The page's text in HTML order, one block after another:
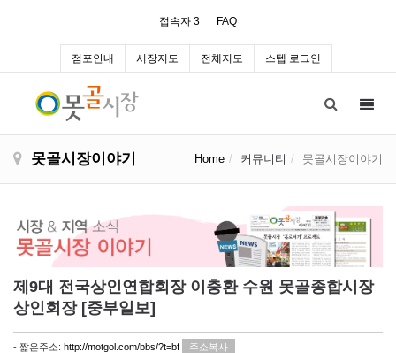
접속자 3 FAQ
점포안내 시장지도 전체지도 스텝 로그인
못골시장이야기 Home 커뮤니티 못골시장이야기
제9대 전국상인연합회장 이충환 수원 못골종합시장
상인회장 [중부일보]
- 짧은주소: http://motgol.com/bbs/?t=bf 주소복사